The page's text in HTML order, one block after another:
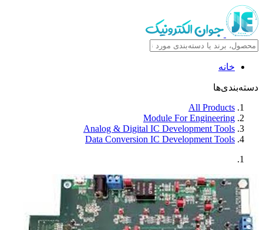
خانه
دسته‌بندی‌ها
All Products
Module For Engineering
Analog & Digital IC Development Tools
Data Conversion IC Development Tools